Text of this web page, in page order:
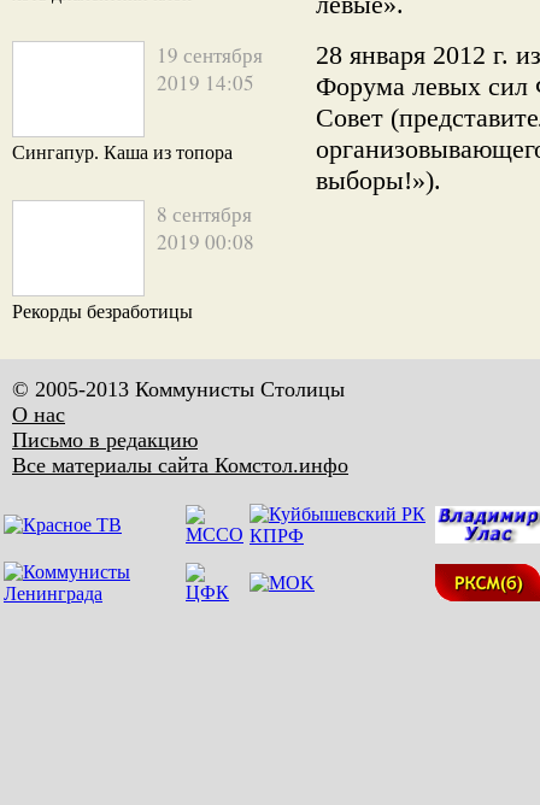
19 сентября
2019 14:05
Сингапур. Каша из топора
8 сентября
2019 00:08
Рекорды безработицы
28 января 2012 г.
Форума левых сил
Совет
выборы!»).
© 2005-2013 Коммунисты Столицы
О нас
Письмо в редакцию
Все материалы сайта Комстол.инфо